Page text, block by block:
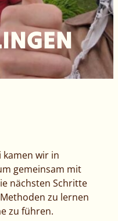
kamen wir in
gemeinsam mit
nächsten Schritte
zu lernen
zu führen.